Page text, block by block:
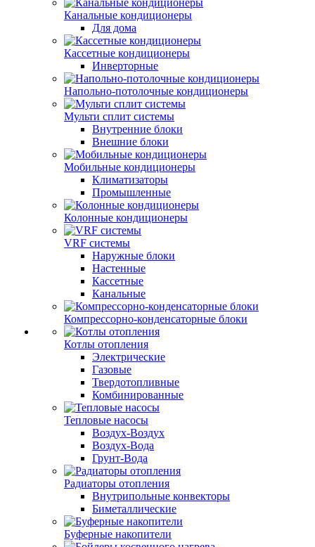
Канальные кондиционеры
Для дома
Кассетные кондиционеры
Инверторные
Напольно-потолочные кондиционеры
Мульти сплит системы
Внутренние блоки
Внешние блоки
Мобильные кондиционеры
Климатизаторы
Промышленные
Колонные кондиционеры
VRF системы
Наружные блоки
Настенные
Кассетные
Канальные
Компрессорно-конденсаторные блоки
Котлы отопления
Электрические
Газовые
Твердотопливные
Комбинированные
Тепловые насосы
Воздух-Воздух
Воздух-Вода
Грунт-Вода
Радиаторы отопления
Внутрипольные конвекторы
Биметаллические
Буферные накопители